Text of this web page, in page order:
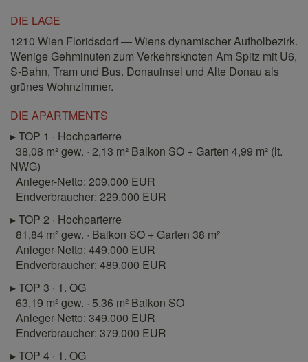
DIE LAGE
1210 Wien Floridsdorf — Wiens dynamischer Aufholbezirk.
Wenige Gehminuten zum Verkehrsknoten Am Spitz mit U6,
S-Bahn, Tram und Bus. Donauinsel und Alte Donau als
grünes Wohnzimmer.
DIE APARTMENTS
▸ TOP 1 · Hochparterre
38,08 m² gew. · 2,13 m² Balkon SO + Garten 4,99 m² (lt.
NWG)
Anleger-Netto: 209.000 EUR
Endverbraucher: 229.000 EUR
▸ TOP 2 · Hochparterre
81,84 m² gew. · Balkon SO + Garten 38 m²
Anleger-Netto: 449.000 EUR
Endverbraucher: 489.000 EUR
▸ TOP 3 · 1. OG
63,19 m² gew. · 5,36 m² Balkon SO
Anleger-Netto: 349.000 EUR
Endverbraucher: 379.000 EUR
▸ TOP 4 · 1. OG